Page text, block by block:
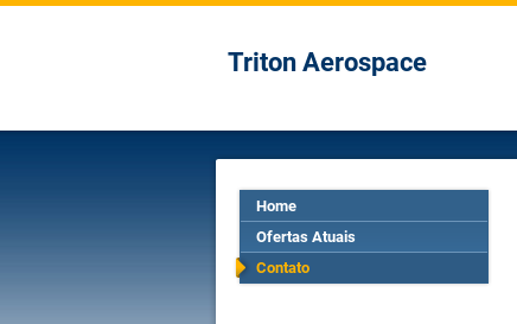
Triton Aerospace
Home
Ofertas Atuais
Contato